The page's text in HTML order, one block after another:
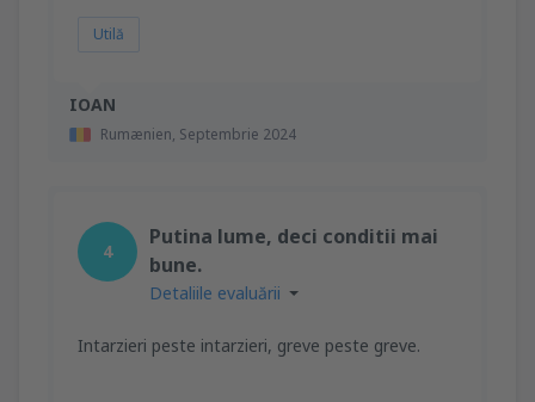
IOAN
Rumænien, Septembrie 2024
Utilă
4
Putina lume, deci conditii mai
bune.
Detaliile evaluării
Intarzieri peste intarzieri, greve peste greve.